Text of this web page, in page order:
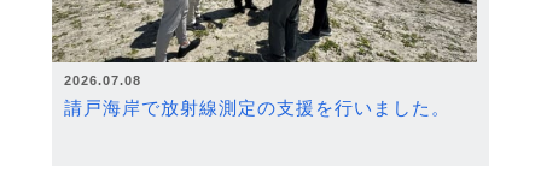
2026.07.08
請戸海岸で放射線測定の支援を行いました。